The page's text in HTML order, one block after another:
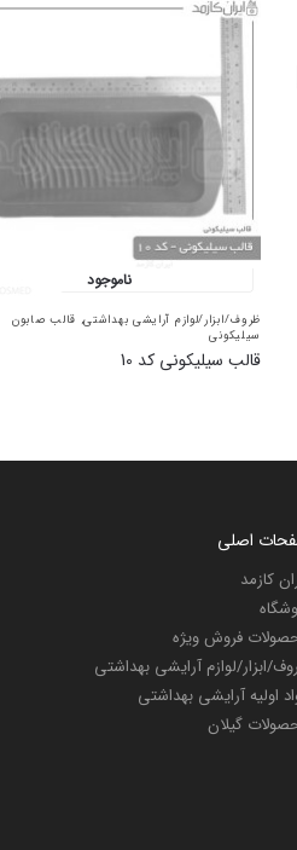
ناموجود
ظروف/ابزار/لوازم آرایشی بهداشتی, قالب صابون
سیلیکونی
قالب سیلیکونی کد 10
اصلی
کازمد
فروش ویژه
ابزار/لوازم آرایشی بهداشتی
اولیه آرایشی بهداشتی
گیلان